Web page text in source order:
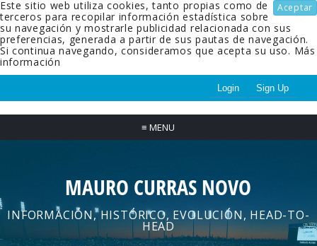
Aceptar
Este sitio web utiliza cookies, tanto propias como de
terceros para recopilar información estadística sobre
su navegación y mostrarle publicidad relacionada con sus
preferencias, generada a partir de sus pautas de navegación.
Si continua navegando, consideramos que acepta su uso. Más
información
Login Sign Up
≡ MENU
MAURO CURRAS NOVO
INFORMACIÓN, HISTÓRICO, EVOLUCIÓN, HEAD-TO-
HEAD